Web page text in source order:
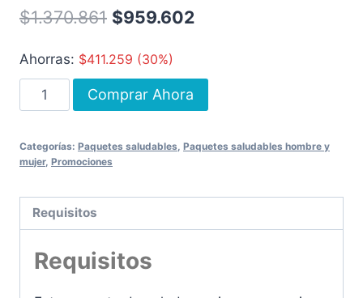
$1.370.861 $959.602
Ahorras: $411.259 (30%)
Comprar Ahora
Categorías: Paquetes saludables Paquetes saludables hombre y
mujer, Promociones
Requisitos
Requisitos